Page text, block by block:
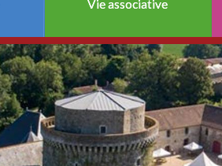
Vie associative